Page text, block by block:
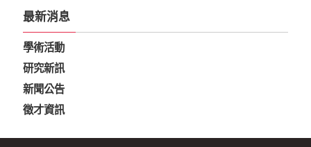
最新消息
學術活動
研究新訊
新聞公告
徵才資訊